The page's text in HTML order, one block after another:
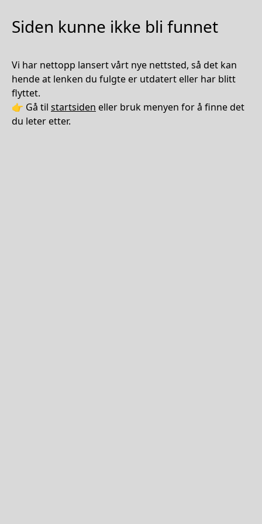
Siden kunne ikke bli funnet
Vi har nettopp lansert vårt nye nettsted, så det kan
hende at lenken du fulgte er utdatert eller har blitt
flyttet.
👉 Gå til startsiden eller bruk menyen for å finne det
du leter etter.